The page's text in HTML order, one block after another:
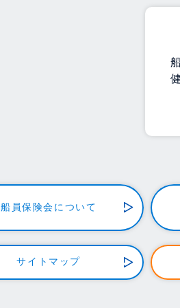
船員保険会について
サイトマップ